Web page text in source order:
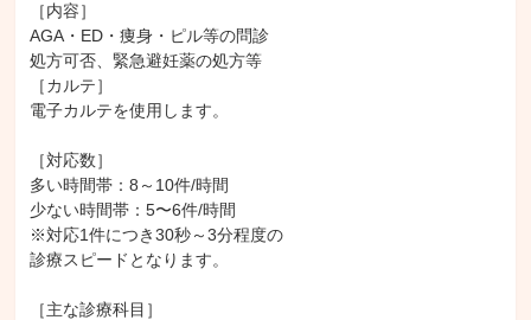
［内容］
AGA・ED・痩身・ピル等の問診
処方可否、緊急避妊薬の処方等
［カルテ］
電子カルテを使用します。
［対応数］
多い時間帯：8～10件/時間
少ない時間帯：5〜6件/時間
※対応1件につき30秒～3分程度の
診療スピードとなります。
［主な診療科目］